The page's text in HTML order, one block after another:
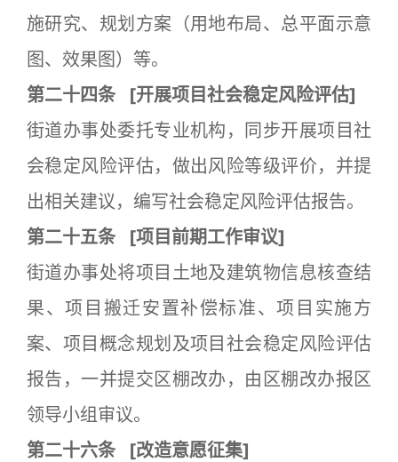
施研究、规划方案（用地布局、总平面示意
图、效果图）等。
第二十四条
[开展项目社会稳定风险评估]
街道办事处委托专业机构，同步开展项目社
会稳定风险评估，做出风险等级评价，并提
出相关建议，编写社会稳定风险评估报告。
第二十五条
[项目前期工作审议]
街道办事处将项目土地及建筑物信息核查结
果、项目搬迁安置补偿标准、项目实施方
案、项目概念规划及项目社会稳定风险评估
报告，一并提交区棚改办，由区棚改办报区
领导小组审议。
第二十六条
[改造意愿征集]